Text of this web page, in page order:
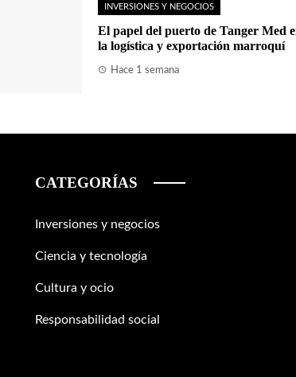
INVERSIONES Y NEGOCIOS
El papel del puerto de Tanger Med
la logística y exportación marroquí
Hace 1 semana
CATEGORÍAS
Inversiones y negocios
Ciencia y tecnología
Cultura y ocio
Responsabilidad social